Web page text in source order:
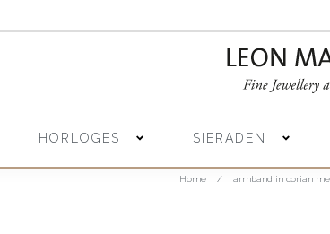
HORLOGES SIERADEN
Home / armband in corian